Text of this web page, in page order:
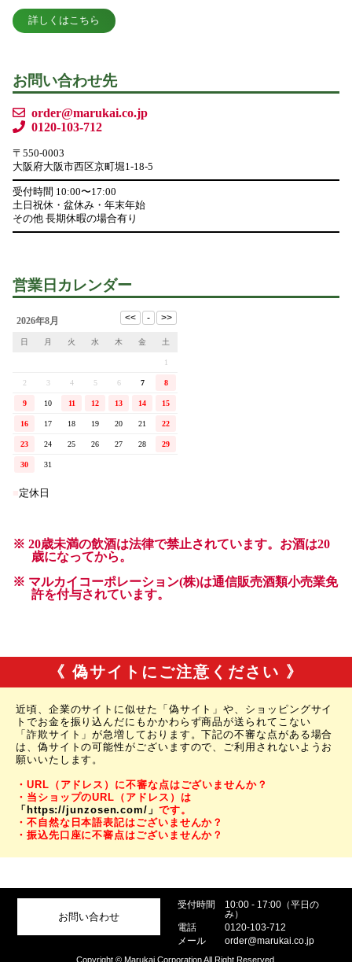
《 偽サイトにご注意ください 》
近頃、企業のサイトに似せた「偽サイト」や、ショッピングサイ
トでお金を振り込んだにもかかわらず商品が送られてこない
「詐欺サイト」が急増しております。下記の不審な点がある場合
は、偽サイトの可能性がございますので、ご利用されないようお
願いいたします。
・URL（アドレス）に不審な点はございませんか？
・当ショップのURL（アドレス）は
「https://junzosen.com/」 です。
・不自然な日本語表記はございませんか？
・振込先口座に不審点はございませんか？
お問い合わせ
受付時間
10:00 - 17:00（平日の
み）
電話
0120-103-712
メール
order@marukai.co.jp
Copyright © Marukai Corporation All Right Reserved.